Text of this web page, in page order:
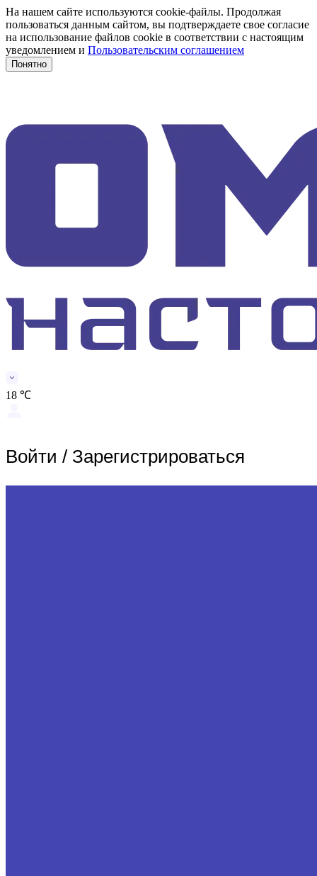
На нашем сайте используются cookie-файлы. Продолжая
пользоваться данным сайтом, вы подтверждаете свое согласие
на использование файлов cookie в соответствии с настоящим
уведомлением и Пользовательским соглашением
Понятно
18 ℃
Войти / Зарегистрироваться